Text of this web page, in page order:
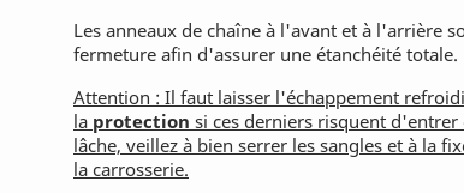
Les anneaux de chaîne à l'avant et à l'arrière
fermeture afin d'assurer une étanchéité totale.
Attention : Il faut laisser l'échappement
la protection si ces derniers risquent d'entrer
lâche, veillez à bien serrer les sangles et à la
la carrosserie.